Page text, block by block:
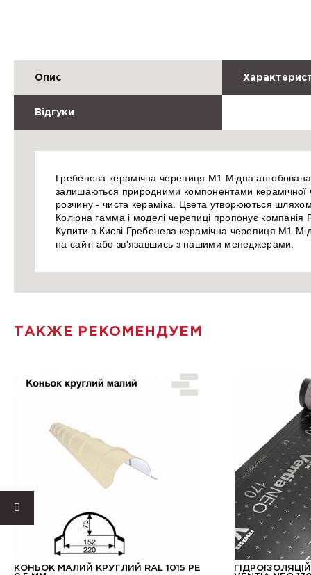
Опис
Відгуки
Гребенева керамічна черепиця М1 Мідна
залишаються природними компонентами керамічної
розчину - чиста кераміка. Цвета утворюються
Колірна гамма і моделі черепиці пропонує компанія
Купити в Києві Гребенева керамічна черепиця М1
на сайті або зв'язавшись з нашими менеджерами.
ТАКЖЕ РЕКОМЕНДУЕМ
КОНЬОК МАЛИЙ КРУГЛИЙ RAL 1015 PE